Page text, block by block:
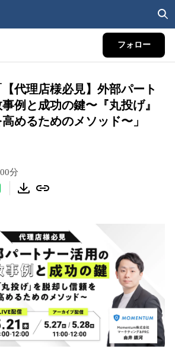
フォロー
代理店様必見】外部パート
例と成功の鍵〜『丸投げ』
めるためのメソッド〜」
分